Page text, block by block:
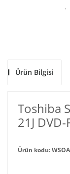
Ürün Bilgisi
Toshiba
21J
Ürün kodu: